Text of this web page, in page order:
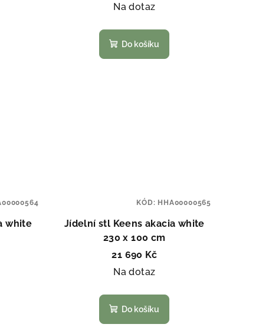
Na dotaz
Do košíku
white
Jídelní stl Keens akacia white
230 x 100 cm
21 690 Kč
Na dotaz
Do košíku
KÓD: HHA00000565